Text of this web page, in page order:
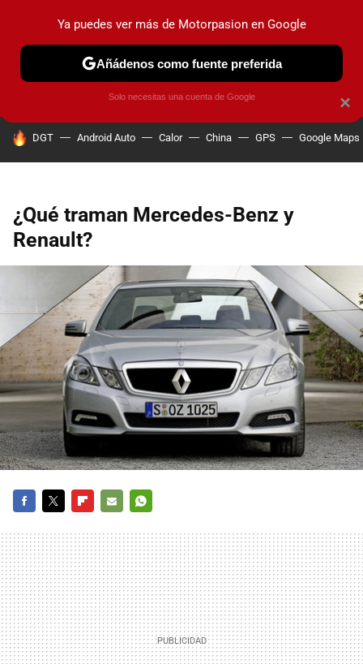
PRUEBAS COCHES ELÉCTRICOS OBSERVATORIO
HOY SE HABLA DE
DGT Android Auto Calor China GPS Google Maps
¿Qué traman Mercedes-Benz y
Renault?
MAIL
×
Ya puedes ver más de Motorpasion en Google
Añádenos como fuente preferida
Solo necesitas una cuenta de Google